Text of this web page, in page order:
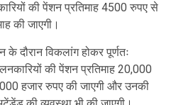
की पेंशन प्रतिमाह 4500 रुपए से
की जाएगी।
के दौरान विकलांग होकर पूर्णतः
की पेंशन प्रतिमाह 20,000
हजार रुपए की जाएगी और उनकी